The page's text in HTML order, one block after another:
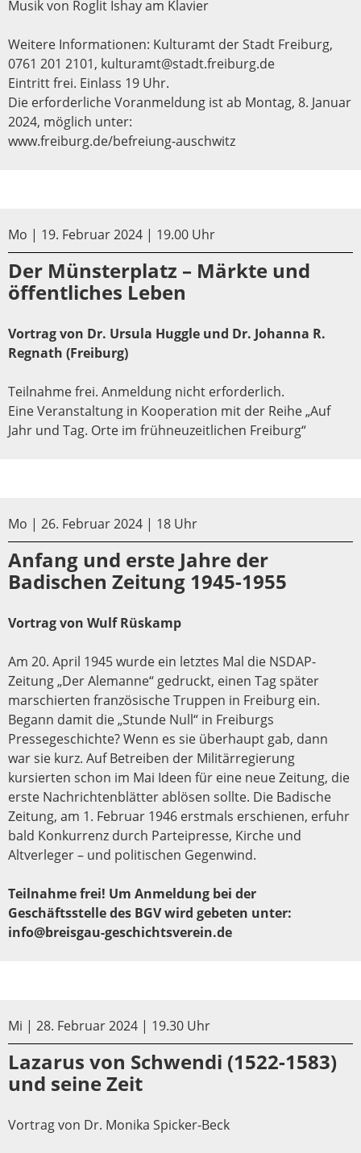
Musik von Roglit Ishay am Klavier
Weitere Informationen: Kulturamt der Stadt Freiburg,
0761 201 2101, kulturamt@stadt.freiburg.de
Eintritt frei. Einlass 19 Uhr.
Die erforderliche Voranmeldung ist ab Montag, 8. Januar
2024, möglich unter:
www.freiburg.de/befreiung-auschwitz
Mo | 19. Februar 2024 | 19.00 Uhr
Der Münsterplatz – Märkte und
öffentliches Leben
Vortrag von Dr. Ursula Huggle und Dr. Johanna R.
Regnath (Freiburg)
Teilnahme frei. Anmeldung nicht erforderlich.
Eine Veranstaltung in Kooperation mit der Reihe „Auf
Jahr und Tag. Orte im frühneuzeitlichen Freiburg“
Mo | 26. Februar 2024 | 18 Uhr
Anfang und erste Jahre der
Badischen Zeitung 1945-1955
Vortrag von Wulf Rüskamp
Am 20. April 1945 wurde ein letztes Mal die NSDAP-
Zeitung „Der Alemanne“ gedruckt, einen Tag später
marschierten französische Truppen in Freiburg ein.
Begann damit die „Stunde Null“ in Freiburgs
Pressegeschichte? Wenn es sie überhaupt gab, dann
war sie kurz. Auf Betreiben der Militärregierung
kursierten schon im Mai Ideen für eine neue Zeitung, die
erste Nachrichtenblätter ablösen sollte. Die Badische
Zeitung, am 1. Februar 1946 erstmals erschienen, erfuhr
bald Konkurrenz durch Parteipresse, Kirche und
Altverleger – und politischen Gegenwind.
Teilnahme frei! Um Anmeldung bei der
Geschäftsstelle des BGV wird gebeten unter:
info@breisgau-geschichtsverein.de
Mi | 28. Februar 2024 | 19.30 Uhr
Lazarus von Schwendi (1522-1583)
und seine Zeit
Vortrag von Dr. Monika Spicker-Beck